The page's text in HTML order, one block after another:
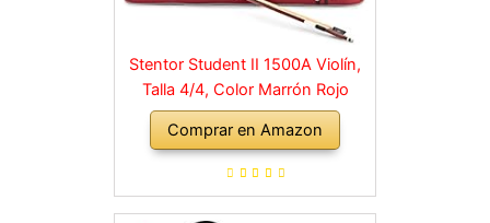
Stentor Student II 1500A Violín,
Talla 4/4, Color Marrón Rojo
Comprar en Amazon